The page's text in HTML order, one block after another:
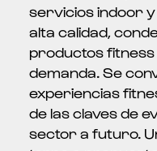
servicios indoor
alta calidad,
productos fitness
demanda. Se
experiencias
de las claves de
sector a futuro.